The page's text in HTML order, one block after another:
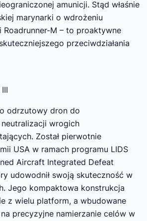
amunicji. Stąd właśnie
marynarki o wdrożeniu
M – to proaktywne
przeciwdziałania
odrzutowy dron do
wrogich
Został pierwotnie
USA w ramach programu LIDS
Aircraft Integrated Defeat
udowodnił swoją skuteczność w
Jego kompaktowa konstrukcja
z wielu platform, a wbudowane
precyzyjne namierzanie celów w